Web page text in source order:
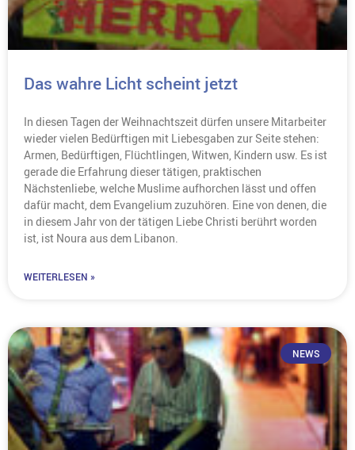
Das wahre Licht scheint jetzt
In diesen Tagen der Weihnachtszeit dürfen unsere Mitarbeiter
wieder vielen Bedürftigen mit Liebesgaben zur Seite stehen:
Armen, Bedürftigen, Flüchtlingen, Witwen, Kindern usw. Es ist
gerade die Erfahrung dieser tätigen, praktischen
Nächstenliebe, welche Muslime aufhorchen lässt und offen
dafür macht, dem Evangelium zuzuhören. Eine von denen, die
in diesem Jahr von der tätigen Liebe Christi berührt worden
ist, ist Noura aus dem Libanon.
WEITERLESEN »
NEWS